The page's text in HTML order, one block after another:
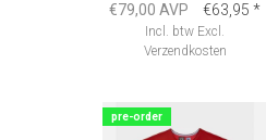
€79,00 AVP €63,95 *
Incl. btw Excl.
Verzendkosten
pre-order